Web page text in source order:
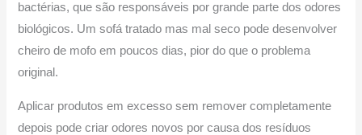
bactérias, que são responsáveis por grande parte dos odores
biológicos. Um sofá tratado mas mal seco pode desenvolver
cheiro de mofo em poucos dias, pior do que o problema
original.
Aplicar produtos em excesso sem remover completamente
depois pode criar odores novos por causa dos resíduos